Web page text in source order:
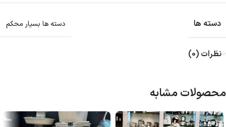
دسته ها دسته ها بسیار محکم
نظرات (0)
محصولات مشابه